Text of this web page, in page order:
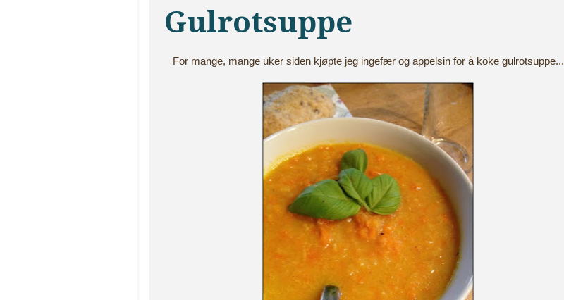
Gulrotsuppe
For mange, mange uker siden kjøpte jeg ingefær og appelsin for å koke gulrotsuppe...